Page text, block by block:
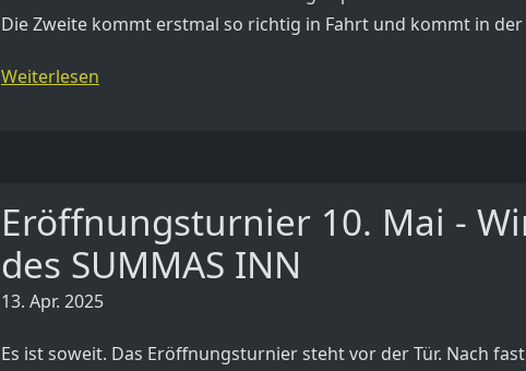
Die Zweite kommt erstmal so richtig in Fahrt und kommt in der
Weiterlesen
Eröffnungsturnier 10. Mai -
des SUMMAS INN
13. Apr. 2025
Es ist soweit. Das Eröffnungsturnier steht vor der Tür. Nach